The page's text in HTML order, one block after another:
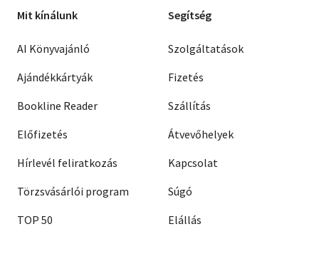
Mit kínálunk
AI Könyvajánló
Ajándékkártyák
Bookline Reader
Előfizetés
Hírlevél feliratkozás
Törzsvásárlói program
TOP 50
Segítség
Szolgáltatások
Fizetés
Szállítás
Átvevőhelyek
Kapcsolat
Súgó
Elállás